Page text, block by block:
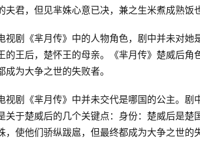
夫君，但见芈姝心意已决，兼之生米煮成熟饭
视剧《芈月传》中的人物角色，剧中并未对
的王后，楚怀王的母亲。《芈月传》楚威后
成为大争之世的失败者。
视剧《芈月传》中并未交代是哪国的公主。
关于楚威后的几个关键点：身份：楚威后是
，使他们骄纵跋扈，但最终都成为大争之世的